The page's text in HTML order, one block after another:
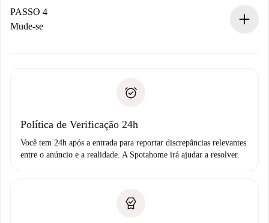
proprietário.
Se recusada: não cobraremos nada e ofereceremos
Débito direto bancário
PASSO 4
Mude-se
não comunicar nenhum problema.
Política de Verificação 24h
Você tem 24h após a entrada para reportar discrepâncias relevantes
entre o anúncio e a realidade. A Spotahome irá ajudar a resolver.